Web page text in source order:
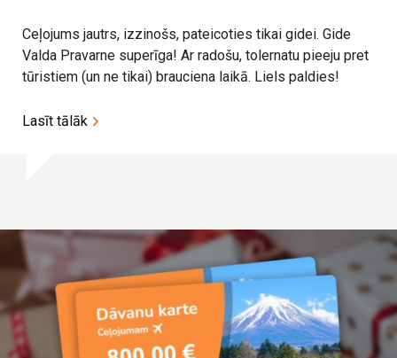
Ceļojums jautrs, izzinošs, pateicoties tikai gidei. Gide
Valda Pravarne superīga! Ar radošu, tolernatu pieeju pret
tūristiem (un ne tikai) brauciena laikā. Liels paldies!
Lasīt tālāk